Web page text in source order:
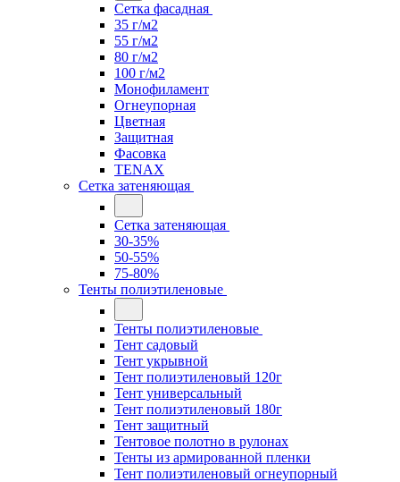
Сетка фасадная
35 г/м2
55 г/м2
80 г/м2
100 г/м2
Монофиламент
Огнеупорная
Цветная
Защитная
Фасовка
TENAX
Сетка затеняющая
Сетка затеняющая
30-35%
50-55%
75-80%
Тенты полиэтиленовые
Тенты полиэтиленовые
Тент садовый
Тент укрывной
Тент полиэтиленовый 120г
Тент универсальный
Тент полиэтиленовый 180г
Тент защитный
Тентовое полотно в рулонах
Тенты из армированной пленки
Тент полиэтиленовый огнеупорный